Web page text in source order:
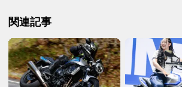
関連記事